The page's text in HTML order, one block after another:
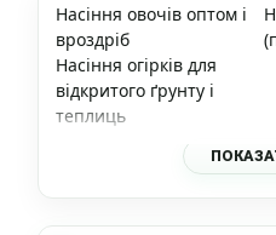
Насіння овочів оптом і
вроздріб
Насіння огірків для
відкритого ґрунту і
теплиць